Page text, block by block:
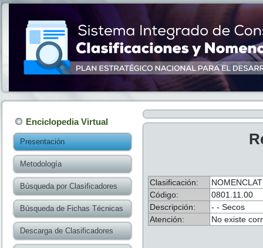
Enciclopedia Virtual
Presentación
Metodología
Búsqueda por Clasificadores
Búsqueda de Fichas Técnicas
Descarga de Clasificadores
Clasificación:
Código:
0801.11.00
Descripción:
- - Secos
Atención:
No existe